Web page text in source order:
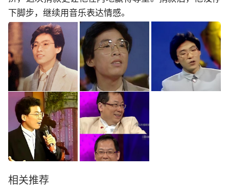
下脚步，继续用音乐表达情感。
相关推荐